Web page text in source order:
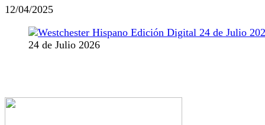
12/04/2025
24 de Julio 2026